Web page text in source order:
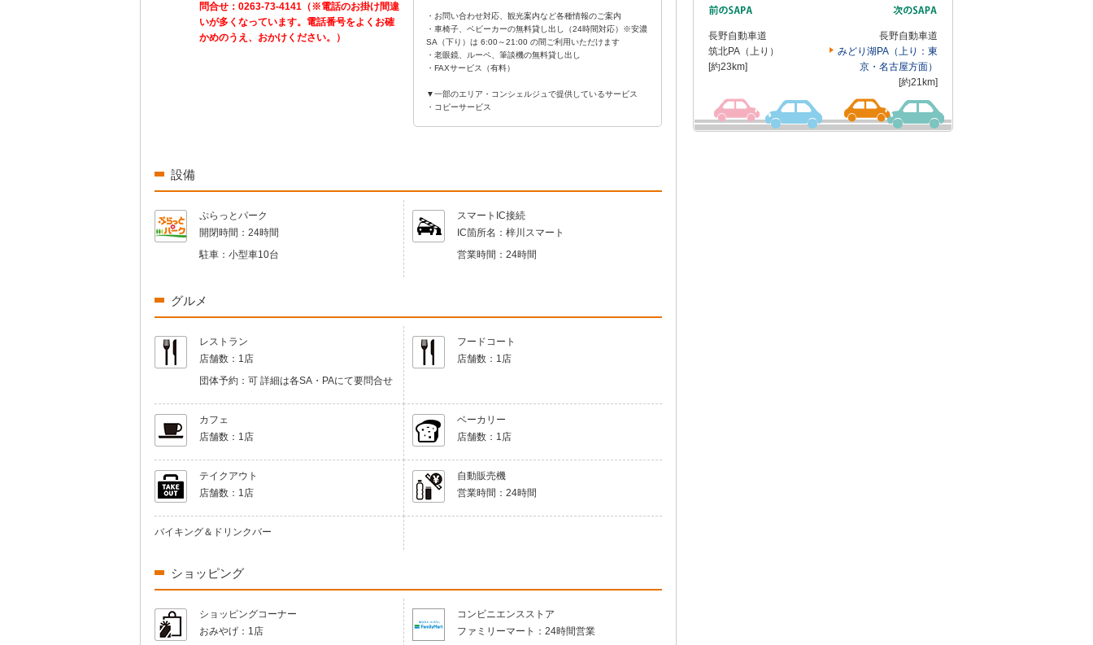
問合せ： 0263-73-4141（※電話のお掛け間違
いが多くなっています。電話番号をよくお確
かめのうえ、おかけください。）
・お問い合わせ対応、観光案内など各種情報のご案内
・車椅子、ベビーカーの無料貸し出し（24時間対応） ※安濃
SA（下り）は 6:00～21:00 の間ご利用いただけます
・老眼鏡、ルーペ、筆談機の無料貸し出し
・FAXサービス（有料）
▼一部のエリア・コンシェルジュで提供しているサービス
・コピーサービス
設備
ぷらっとパーク
開閉時間： 24時間
駐車： 小型車10台
スマートIC接続
IC箇所名： 梓川スマート
営業時間： 24時間
グルメ
レストラン
店舗数： 1店
団体予約： 可 詳細は各SA・PAにて要問合せ
フードコート
店舗数： 1店
カフェ
店舗数： 1店
ベーカリー
店舗数： 1店
テイクアウト
店舗数： 1店
自動販売機
営業時間： 24時間
バイキング＆ドリンクバー
ショッピング
ショッピングコーナー
おみやげ： 1店
コンビニエンスストア
ファミリーマート： 24時間営業
長野自動車道
筑北PA（上り）
[約23km]
長野自動車道
みどり湖PA（上り：東
京・名古屋方面）
[約21km]